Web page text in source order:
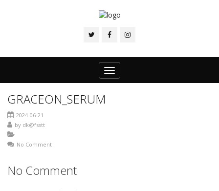
Toggle
navigation
GRACEON_SERUM
2024-06-21
by dk@fsstt
No Comment
No Comment